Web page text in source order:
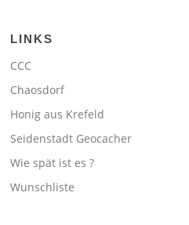
LINKS
CCC
Chaosdorf
Honig aus Krefeld
Seidenstadt Geocacher
Wie spät ist es ?
Wunschliste